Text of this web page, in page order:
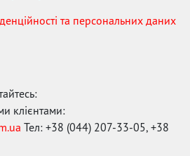
та персональних даних
клієнтами:
Тел: +38 (044) 207-33-05, +38